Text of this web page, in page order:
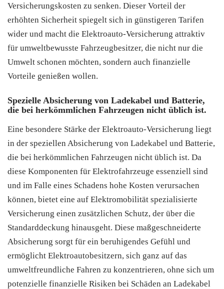
Versicherungskosten zu senken. Dieser Vorteil der
erhöhten Sicherheit spiegelt sich in günstigeren Tarifen
wider und macht die Elektroauto-Versicherung attraktiv
für umweltbewusste Fahrzeugbesitzer, die nicht nur die
Umwelt schonen möchten, sondern auch finanzielle
Vorteile genießen wollen.
Spezielle Absicherung von Ladekabel und Batterie,
die bei herkömmlichen Fahrzeugen nicht üblich ist.
Eine besondere Stärke der Elektroauto-Versicherung liegt
in der speziellen Absicherung von Ladekabel und Batterie,
die bei herkömmlichen Fahrzeugen nicht üblich ist. Da
diese Komponenten für Elektrofahrzeuge essenziell sind
und im Falle eines Schadens hohe Kosten verursachen
können, bietet eine auf Elektromobilität spezialisierte
Versicherung einen zusätzlichen Schutz, der über die
Standarddeckung hinausgeht. Diese maßgeschneiderte
Absicherung sorgt für ein beruhigendes Gefühl und
ermöglicht Elektroautobesitzern, sich ganz auf das
umweltfreundliche Fahren zu konzentrieren, ohne sich um
potenzielle finanzielle Risiken bei Schäden an Ladekabel